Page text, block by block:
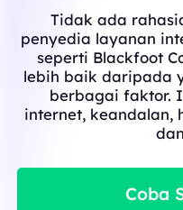
Tidak ada
penyedia layanan
seperti Blackfoot
lebih baik daripada
berbagai faktor.
internet, keandalan,
Coba